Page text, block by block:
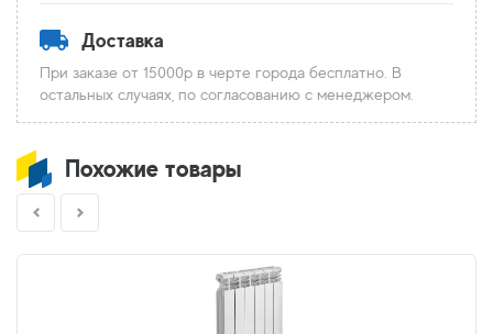
Доставка
При заказе от 15000р в черте города бесплатно. В
остальных случаях, по согласованию с менеджером.
Похожие товары